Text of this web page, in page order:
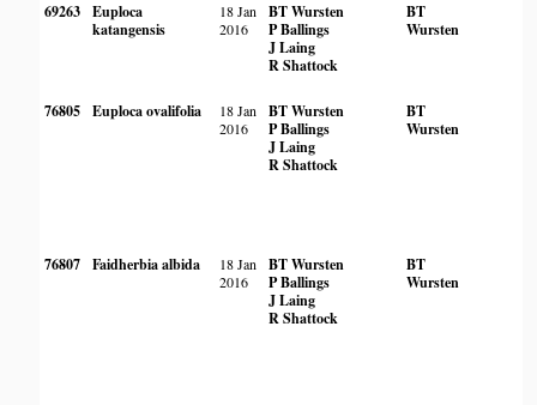
69263 Euploca
katangensis
18 Jan
2016
BT Wursten
P Ballings
J Laing
R Shattock
BT
Wursten
76805 Euploca ovalifolia
18 Jan
2016
BT Wursten
P Ballings
J Laing
R Shattock
BT
Wursten
76807 Faidherbia albida
18 Jan
2016
BT Wursten
P Ballings
J Laing
R Shattock
BT
Wursten